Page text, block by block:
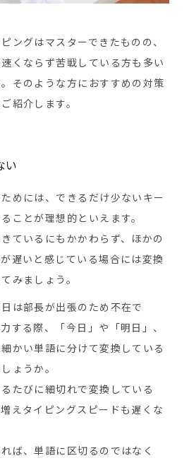
ングはマスターできたものの、
くならず苦戦している方も多い
そのような方におすすめの対策
紹介します。
い
めには、できるだけ少ないキー
ことが理想的といえます。
ているにもかかわらず、ほかの
遅いと感じている場合には変換
みましょう。
は部長が出張のため不在で
する際、「今日」や「明日」、
かい単語に分けて変換している
ょうか。
たびに細切れで変換している
えタイピングスピードも遅くな
ば、単語に区切るのではなく